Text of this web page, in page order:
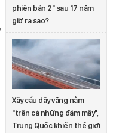
phiên bản 2" sau 17 năm
giờ ra sao?
Xây cầu dây văng nằm
"trên cả những đám mây",
Trung Quốc khiến thế giới